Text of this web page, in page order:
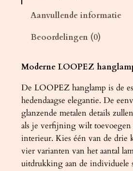
P
Z
3
P
z
w
a
r
Aanvullende informatie
Beoordelingen (0)
Moderne LOOPEZ
De LOOPEZ hanglamp is de
hedendaagse elegantie. De
glanzende metalen details
als je verfijning wilt toevoegen
interieur. Kies één van de drie
vier varianten van het aantal
uitdrukking aan de individuele